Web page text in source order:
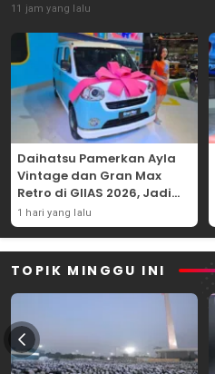
11 jam yang lalu
Daihatsu Pamerkan Ayla
Vintage dan Gran Max
Retro di GIIAS 2026, Jadi
Hadiah Undian
1 hari yang lalu
TOPIK MINGGU INI